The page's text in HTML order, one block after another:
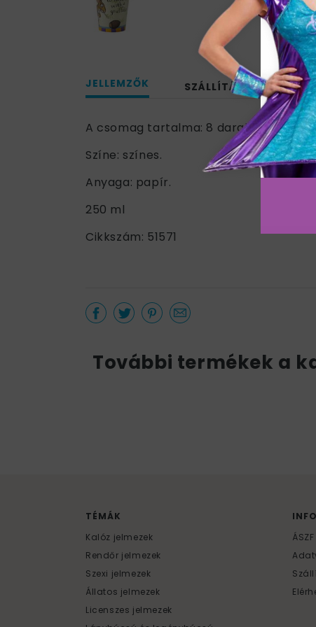
JELLEMZŐK SZÁLLÍTÁS
A csomag tartalma: 8 darab pohár.
Színe: színes.
Anyaga: papír.
250 ml
Cikkszám: 51571
További termékek a
TÉMÁK
Kalóz jelmezek
Rendőr jelmezek
Szexi jelmezek
Állatos jelmezek
Licenszes jelmezek
ÁSZF